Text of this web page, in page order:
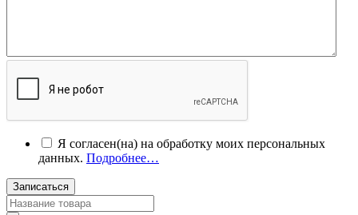
Я согласен(на) на обработку моих персональных
данных. Подробнее…
Записаться